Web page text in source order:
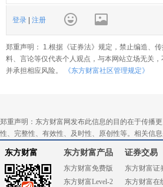
登录 注册
郑重声明： 1.根据《证券法》规定，禁止编造、
料、言论等仅代表个人观点，与本网站立场无关
并承担相应风险。
《东方财富社区管理规定》
郑重声明：东方财富网发布此信息的目的在于传播
性、完整性、有效性、及时性、原创性等。相关信
东方财富 东方财富产品
东方财富免费版
东方财富Level-2
证券交易
东方财富证
东方财富在